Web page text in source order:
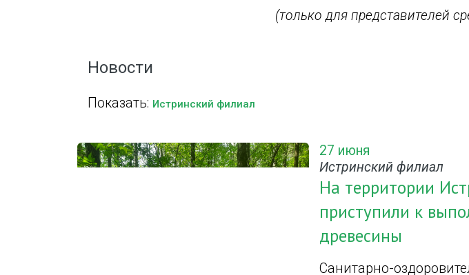
(только для представителей
Новости
Показать: Истринский филиал
27 июня
Истринский филиал
На территории
приступили к
древесины
Санитарно-